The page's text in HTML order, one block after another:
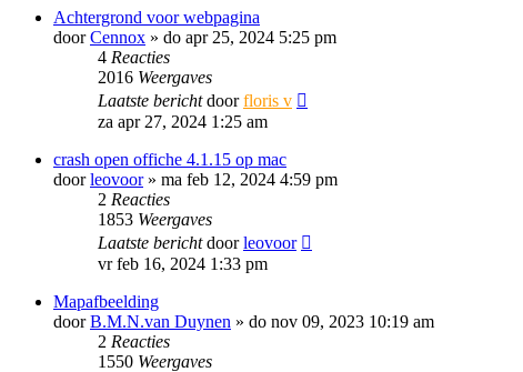
Achtergrond voor webpagina
doorCennox » do apr 25, 2024 5:25 pm
4 Reacties
2016 Weergaves
Laatste berichtdoorfloris v
za apr 27, 2024 1:25 am
crash open offiche 4.1.15 op mac
doorleovoor» ma feb 12, 2024 4:59 pm
2 Reacties
1853 Weergaves
Laatste berichtdoorleovoor
vr feb 16, 2024 1:33 pm
Mapafbeelding
doorB.M.N.van Duynen » do nov 09, 2023 10:19 am
2 Reacties
1550 Weergaves